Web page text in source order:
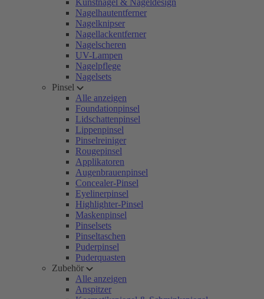
Kunstnägel & Nageldesign
Nagelhautentferner
Nagelknipser
Nagellackentferner
Nagelscheren
UV-Lampen
Nagelpflege
Nagelsets
Pinsel
Alle anzeigen
Foundationpinsel
Lidschattenpinsel
Lippenpinsel
Pinselreiniger
Rougepinsel
Applikatoren
Augenbrauenpinsel
Concealer-Pinsel
Eyelinerpinsel
Highlighter-Pinsel
Maskenpinsel
Pinselsets
Pinseltaschen
Puderpinsel
Puderquasten
Zubehör
Alle anzeigen
Anspitzer